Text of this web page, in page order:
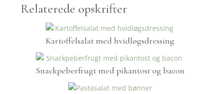
Relaterede opskrifter
Kartoffelsalat med hvidløgsdressing
Snackpeberfrugt med pikantost og bacon